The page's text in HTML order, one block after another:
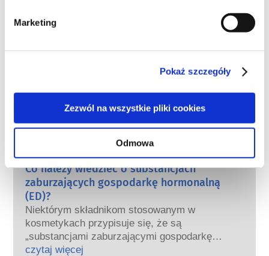
Marketing
Pokaż szczegóły
Zezwól na wszystkie pliki cookies
Odmowa
bezpieczeństwo kosmetyków w Europie?
Przepisy UE wymagają, aby produkty
kosmetyczne i higieny osobistej sprzedawane
oraz krajowe i europejskie organy regulacyjne
wspólnie ponoszą odpowiedzialność za
bezpieczeństwo produktów kosmetycznych.
Co należy wiedzieć o substancjach
zaburzających gospodarkę hormonalną
(ED)?
Niektórym składnikom stosowanym w
kosmetykach przypisuje się, że są
„substancjami zaburzającymi gospodarkę
hormonalną”, ponieważ mogą naśladować
czytaj więcej